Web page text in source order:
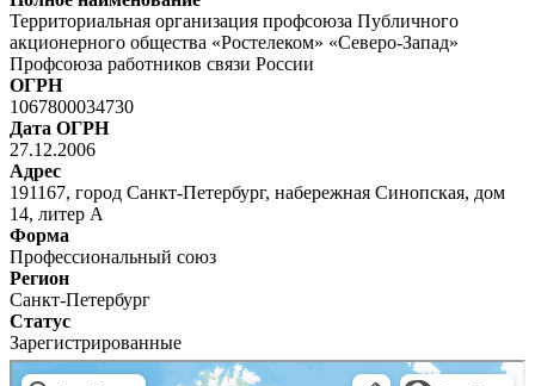
Территориальная организация профсоюза Публичного
акционерного общества «Ростелеком» «Северо-Запад»
Профсоюза работников связи России
ОГРН
1067800034730
Дата ОГРН
27.12.2006
Адрес
191167, город Санкт-Петербург, набережная Синопская, дом
14, литер А
Форма
Профессиональный союз
Регион
Санкт-Петербург
Статус
Зарегистрированные